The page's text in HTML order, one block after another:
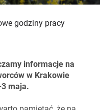
godziny pracy
informacje na
w Krakowie
maja.